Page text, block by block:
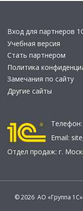
Вход для партнеров
Учебная версия
Стать партнером
Политика
Замечания по сайту
Другие сайты
Телефон:
Email:
Отдел продаж: г.
© 2026 АО «Группа